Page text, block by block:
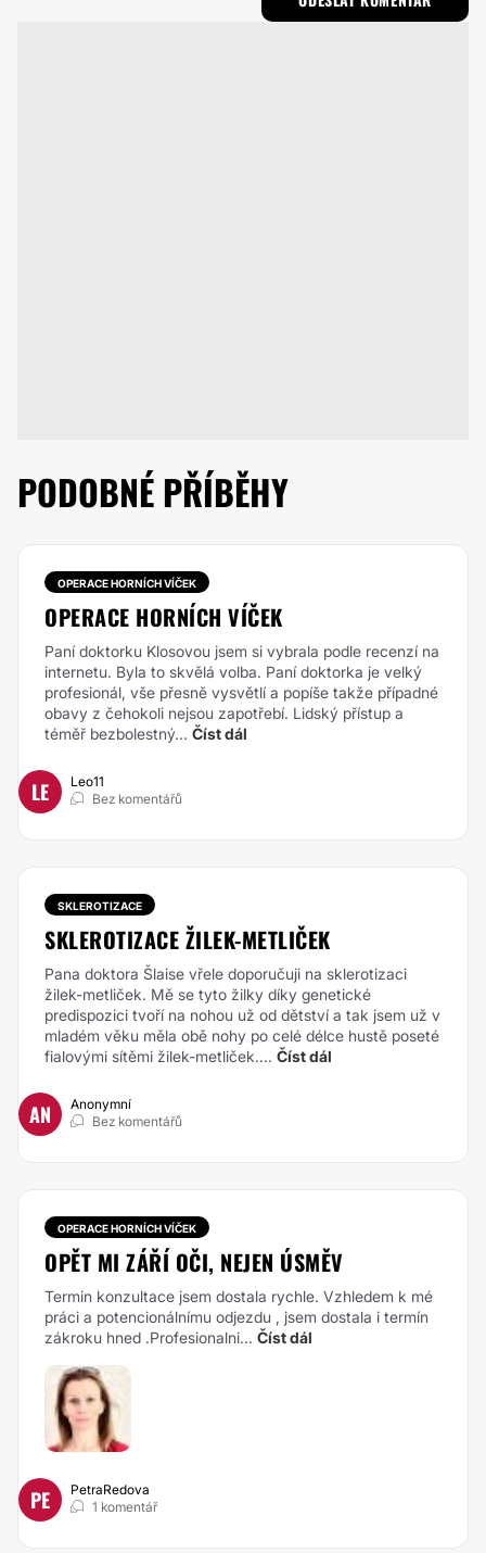
PODOBNÉ PŘÍBĚHY
OPERACE HORNÍCH VÍČEK
OPERACE HORNÍCH VÍČEK
Paní doktorku Klosovou jsem si vybrala podle recenzí na
internetu. Byla to skvělá volba. Paní doktorka je velký
profesionál, vše přesně vysvětlí a popíše takže případné
obavy z čehokoli nejsou zapotřebí. Lidský přístup a
téměř bezbolestný... Číst dál
LE
Leo11
Bez komentářů
SKLEROTIZACE
SKLEROTIZACE ŽILEK-METLIČEK
Pana doktora Šlaise vřele doporučuji na sklerotizaci
žilek-metliček. Mě se tyto žilky díky genetické
predispozici tvoří na nohou už od dětství a tak jsem už v
mladém věku měla obě nohy po celé délce hustě poseté
fialovými sítěmi žilek-metliček.... Číst dál
AN
Anonymní
Bez komentářů
OPERACE HORNÍCH VÍČEK
OPĚT MI ZÁŘÍ OČI, NEJEN ÚSMĚV
Termin konzultace jsem dostala rychle. Vzhledem k mé
práci a potencionálnímu odjezdu , jsem dostala i termín
zákroku hned .Profesionalni... Číst dál
PE
PetraRedova
1 komentář